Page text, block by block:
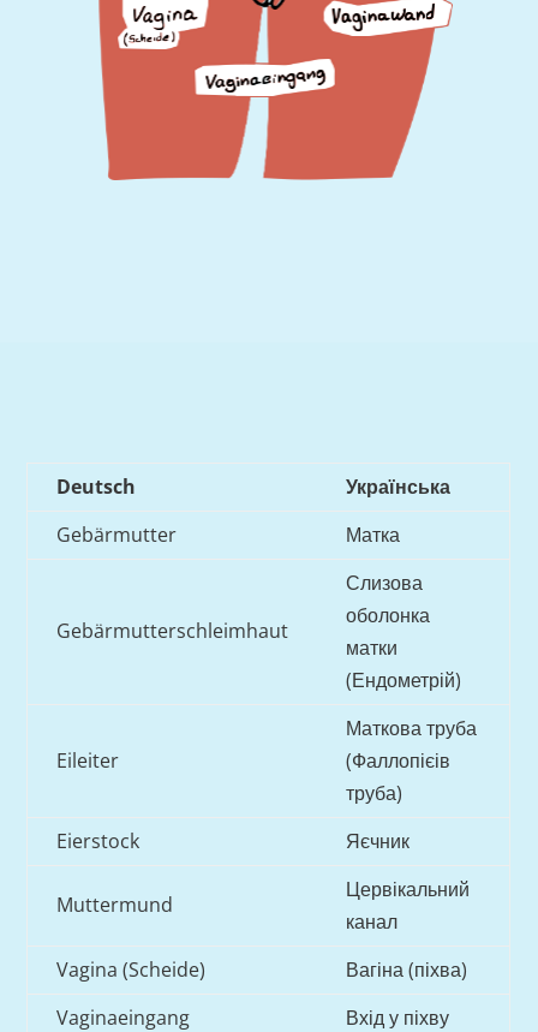
Deutsch
Українська
Gebärmutter
Матка
Gebärmutterschleimhaut
Слизова
оболонка
матки
(Ендометрій)
Eileiter
Маткова труба
(Фаллопієів
труба)
Eierstock
Яєчник
Muttermund
Цервікальний
канал
Vagina (Scheide)
Вагіна (піхва)
Vaginaeingang
Вхід у піхву